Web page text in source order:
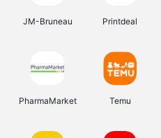
JM-Bruneau Printdeal
PharmaMarket Temu